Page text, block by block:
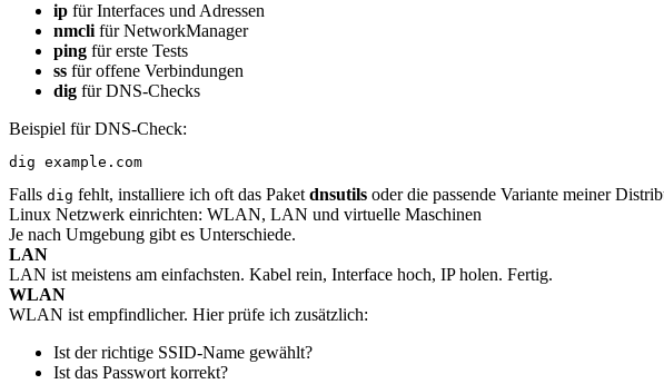
ip für Interfaces und Adressen
nmcli für NetworkManager
ping für erste Tests
ss für offene Verbindungen
dig für DNS-Checks
Beispiel für DNS-Check:
dig example.com
Falls dig fehlt, installiere ich oft das Paket dnsutils oder die passende Variante meiner
Linux Netzwerk einrichten: WLAN, LAN und virtuelle Maschinen
Je nach Umgebung gibt es Unterschiede.
LAN
LAN ist meistens am einfachsten. Kabel rein, Interface hoch, IP holen. Fertig.
WLAN
WLAN ist empfindlicher. Hier prüfe ich zusätzlich:
Ist der richtige SSID-Name gewählt?
Ist das Passwort korrekt?